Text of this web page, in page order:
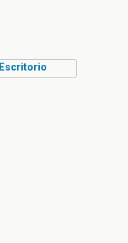
Escritorio